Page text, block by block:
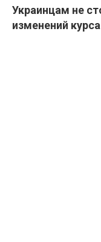
Украинцам не
изменений